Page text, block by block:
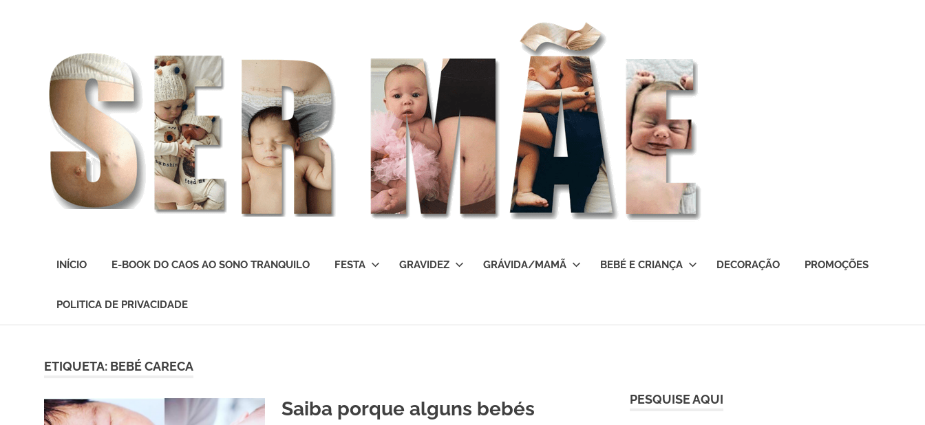
presente
INÍCIO E-BOOK DO CAOS AO SONO TRANQUILO FESTA GRAVIDEZ GRÁVIDA/MAMÃ BEBÉ E CRIANÇA DECORAÇÃO PROMOÇÕES
POLITICA DE PRIVACIDADE
ETIQUETA: BEBÉ CARECA
Saiba porque alguns bebés
PESQUISE AQUI